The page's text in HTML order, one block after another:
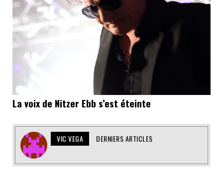
La voix de Nitzer Ebb s’est éteinte
VIC VEGA DERNIERS ARTICLES